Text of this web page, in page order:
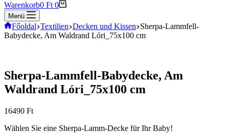
Warenkorb0 Ft 0
Menü
Főoldal Textilien Decken und Kissen Sherpa-Lammfell-
Babydecke, Am Waldrand Lóri_75x100 cm
Sherpa-Lammfell-Babydecke, Am
Waldrand Lóri_75x100 cm
16490 Ft
Wählen Sie eine Sherpa-Lamm-Decke für Ihr Baby!